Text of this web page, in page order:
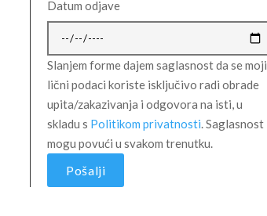
Datum odjave
Slanjem forme dajem saglasnost da se moji
lični podaci koriste isključivo radi obrade
upita/zakazivanja i odgovora na isti, u
skladu s Politikom privatnosti. Saglasnost
mogu povući u svakom trenutku.